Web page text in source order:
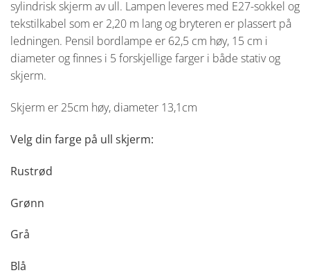
sylindrisk skjerm av ull. Lampen leveres med E27-sokkel og
tekstilkabel som er 2,20 m lang og bryteren er plassert på
ledningen. Pensil bordlampe er 62,5 cm høy, 15 cm i
diameter og finnes i 5 forskjellige farger i både stativ og
skjerm.
Skjerm er 25cm høy, diameter 13,1cm
Velg din farge på ull skjerm:
Rustrød
Grønn
Grå
Blå